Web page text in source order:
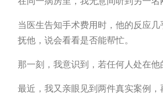
当医生告知手术费用时，他的反应
抚他，说会看看是否能帮忙。
那一刻，我意识到，若任何人处在
最近，我又亲眼见到两件真实案例